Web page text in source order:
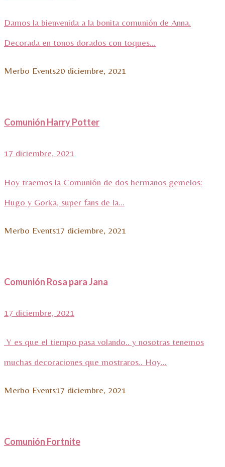
Damos la bienvenida a la bonita comunión de Anna.
Decorada en tonos dorados con toques...
Merbo Events20 diciembre, 2021
Comunión Harry Potter
17 diciembre, 2021
Hoy traemos la Comunión de dos hermanos gemelos:
Hugo y Gorka, super fans de la...
Merbo Events17 diciembre, 2021
Comunión Rosa para Jana
17 diciembre, 2021
Y es que el tiempo pasa volando.. y nosotras tenemos
muchas decoraciones que mostraros.. Hoy...
Merbo Events17 diciembre, 2021
Comunión Fortnite